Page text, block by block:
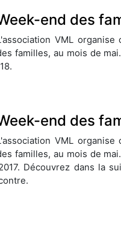
end des
VML
familles, au mois de
end des
VML
familles, au mois de
Découvrez dans la